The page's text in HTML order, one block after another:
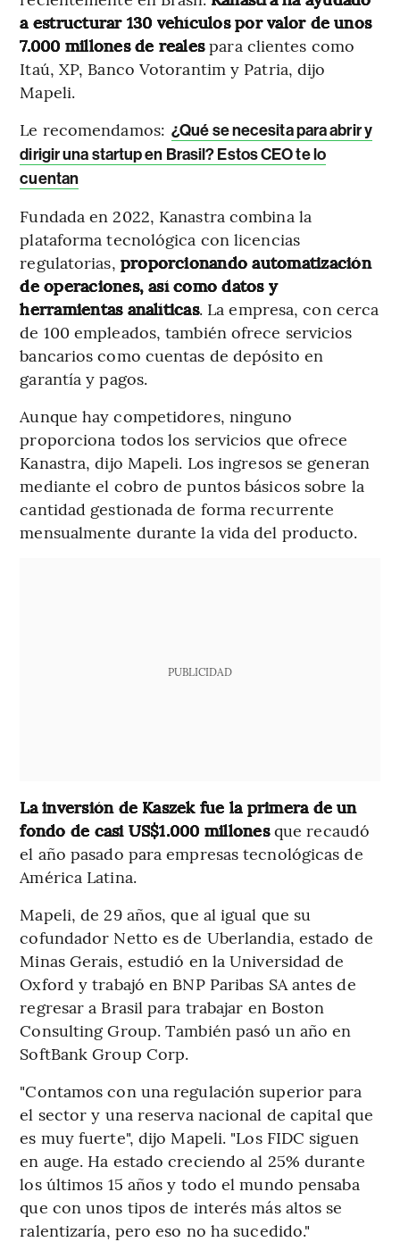
a estructurar 130 vehículos por valor de unos
7.000 millones de realespara clientes como
Itaú, XP, Banco Votorantim y Patria, dijo
Mapeli.
Le recomendamos: ¿Qué se necesita para abrir y
dirigir una startup en Brasil? Estos CEO te lo
cuentan
Fundada en 2022, Kanastra combina la
plataforma tecnológica con licencias
regulatorias, proporcionando automatización
de operaciones, así como datos y
herramientas analíticas. La empresa, con cerca
de 100 empleados, también ofrece servicios
bancarios como cuentas de depósito en
garantía y pagos.
Aunque hay competidores, ninguno
proporciona todos los servicios que ofrece
Kanastra, dijo Mapeli. Los ingresos se generan
mediante el cobro de puntos básicos sobre la
cantidad gestionada de forma recurrente
mensualmente durante la vida del producto.
PUBLICIDAD
La inversión de Kaszek fue la primera de un
fondo de casi US$1.000 millonesque recaudó
el año pasado para empresas tecnológicas de
América Latina.
Mapeli, de 29 años, que al igual que su
cofundador Netto es de Uberlandia, estado de
Minas Gerais, estudió en la Universidad de
Oxford y trabajó en BNP Paribas SA antes de
regresar a Brasil para trabajar en Boston
Consulting Group. También pasó un año en
SoftBank Group Corp.
"Contamos con una regulación superior para
el sector y una reserva nacional de capital que
es muy fuerte", dijo Mapeli. "Los FIDC siguen
en auge. Ha estado creciendo al 25% durante
los últimos 15 años y todo el mundo pensaba
que con unos tipos de interés más altos se
ralentizaría, pero eso no ha sucedido."